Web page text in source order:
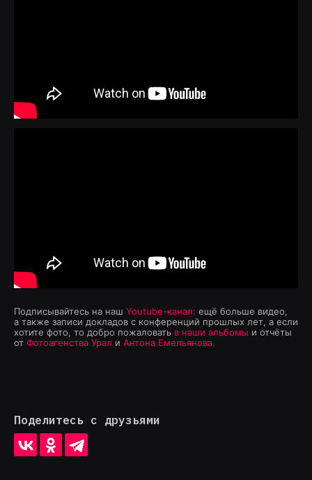
Подписывайтесь на наш Youtube-канал: ещё больше видео,
а также записи докладов с конференций прошлых лет, а если
хотите фото, то добро пожаловать в наши альбомы и отчёты
от Фотоагенства Урал и Антона Емельянова.
Поделитесь с друзьями